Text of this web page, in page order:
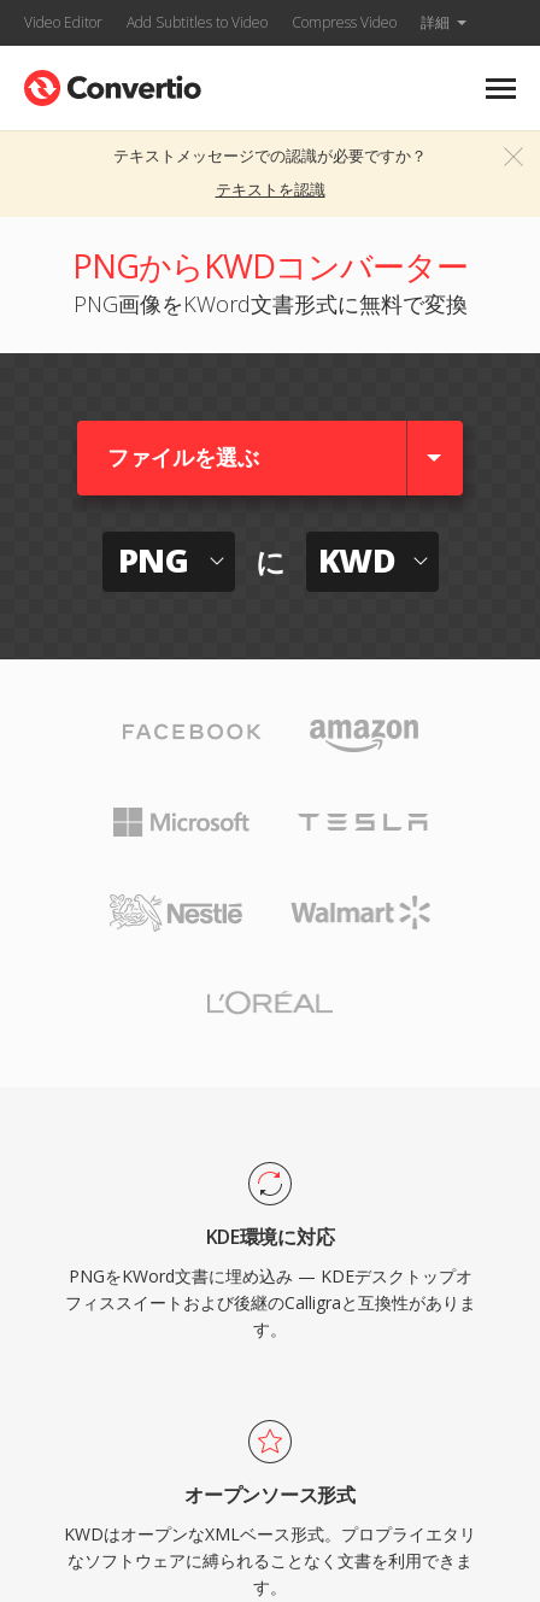
Video Editor Add Subtitles to Video Compress Video 詳細
テキストメッセージでの認識が必要ですか？
テキストを認識
PNGからKWDコンバーター
PNG画像をKWord文書形式に無料で変換
ファイルを選ぶ
PNG に KWD
KDE環境に対応
PNGをKWord文書に埋め込み — KDEデスクトップオ
フィススイートおよび後継のCalligraと互換性がありま
す。
オープンソース形式
KWDはオープンなXMLベース形式。プロプライエタリ
なソフトウェアに縛られることなく文書を利用できま
す。